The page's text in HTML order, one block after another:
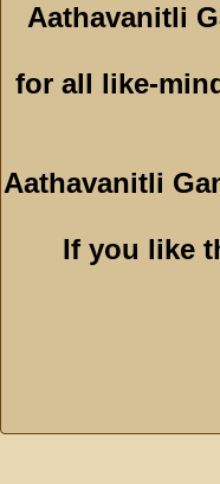
Aathavanitli
for all like-
Aathavanitli
If you like